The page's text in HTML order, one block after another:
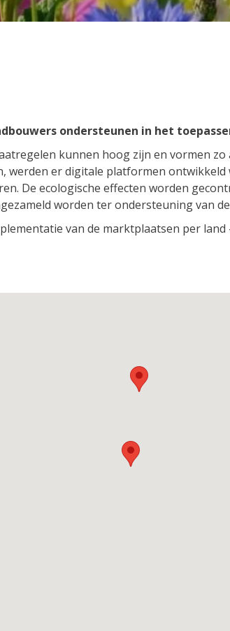
ondersteunen in het
kunnen hoog zijn en vormen
werden er digitale platformen
De ecologische effecten worden
worden ter ondersteuning van
van de marktplaatsen per land